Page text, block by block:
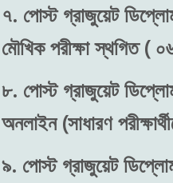
৭. পোস্ট গ্রাজুয়েট
মৌখিক পরীক্ষা স্থগিত (
৮. পোস্ট গ্রাজুয়েট
অনলাইন (সাধারণ
৯. পোস্ট গ্রাজুয়েট